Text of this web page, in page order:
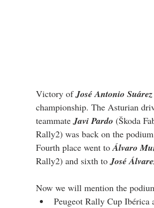
Victory of José Antonio Suárez
championship. The Asturian
teammate Javi Pardo (Škoda
Rally2) was back on the
Fourth place went to Álvaro
Rally2) and sixth to José
Now we will mention the
Peugeot Rally Cup Ibérica